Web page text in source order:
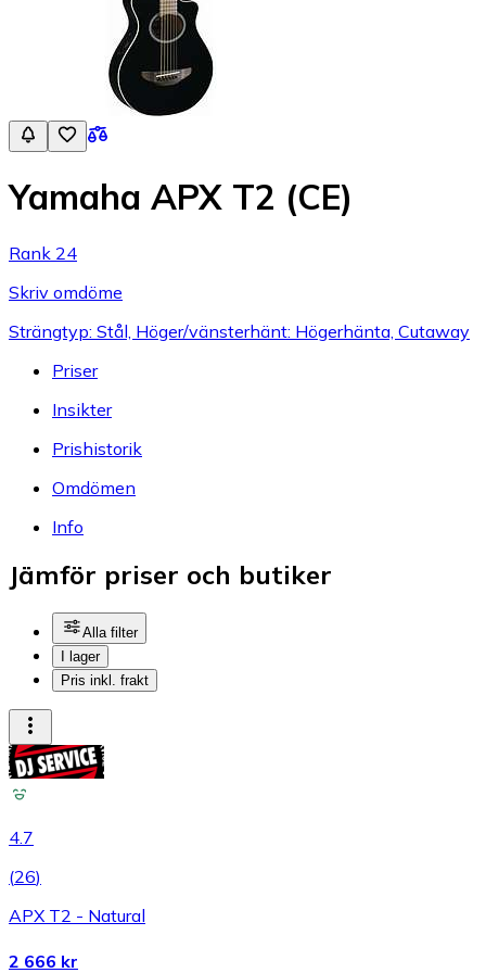
Yamaha APX T2 (CE)
Rank 24
Skriv omdöme
Strängtyp: Stål, Höger/vänsterhänt: Högerhänta, Cutaway
Priser
Insikter
Prishistorik
Omdömen
Info
Jämför priser och butiker
Alla filter
I lager
Pris inkl. frakt
4.7
(26)
APX T2 - Natural
2 666 kr